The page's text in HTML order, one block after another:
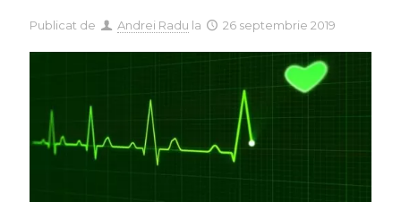
Publicat de Andrei Radu la 26 septembrie 2019